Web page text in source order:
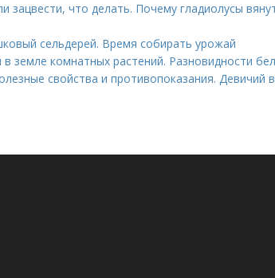
зацвести, что делать. Почему гладиолусы
сельдерей. Время собирать урожай
земле комнатных растений. Разновидности
свойства и противопоказания. Девичий